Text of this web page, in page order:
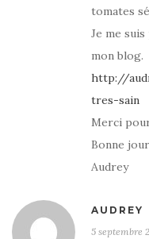
tomates
Je me
mon blog.
http://
tres-sain
Merci
Bonne
Audrey
AUDREY
5 septembre